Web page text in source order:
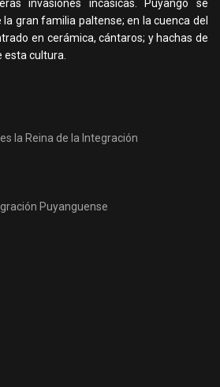
invasiones incásicas. Puyango se
gran familia paltense; en la cuenca del
en cerámica, cántaros; y hachas de
cultura.
la Reina de la Integración
Puyanguense